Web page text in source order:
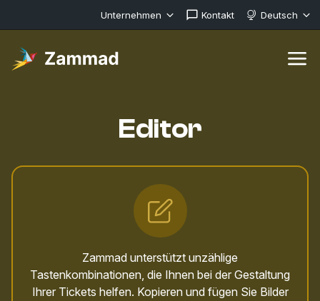
Unternehmen Kontakt Deutsch
Editor
Zammad unterstützt unzählige
Tastenkombinationen, die Ihnen bei der Gestaltung
Ihrer Tickets helfen. Kopieren und fügen Sie Bilder